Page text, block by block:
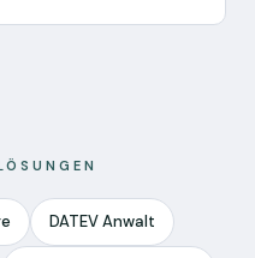
DATEV Anwalt